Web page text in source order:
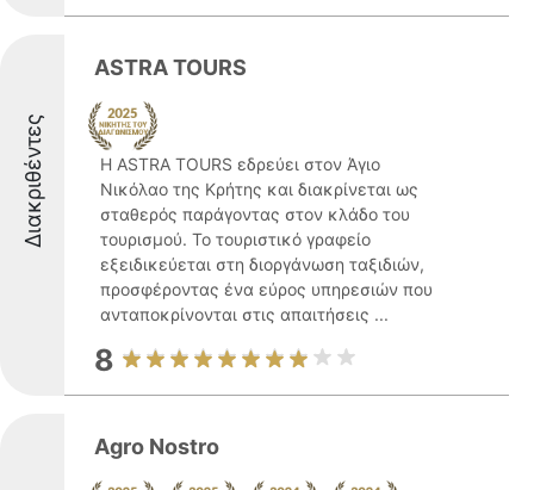
Διακριθέντες
ASTRA TOURS
Η ASTRA TOURS εδρεύει στον Άγιο
Νικόλαο της Κρήτης και διακρίνεται ως
σταθερός παράγοντας στον κλάδο του
τουρισμού. Το τουριστικό γραφείο
εξειδικεύεται στη διοργάνωση ταξιδιών,
προσφέροντας ένα εύρος υπηρεσιών που
ανταποκρίνονται στις απαιτήσεις ...
8
Agro Nostro